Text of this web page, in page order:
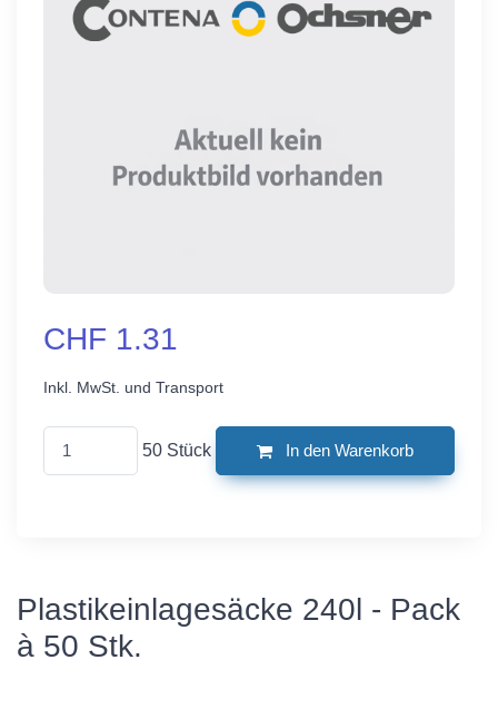
CHF 1.31
Inkl. MwSt. und Transport
50 Stück In den Warenkorb
Plastikeinlagesäcke 240l - Pack
à 50 Stk.